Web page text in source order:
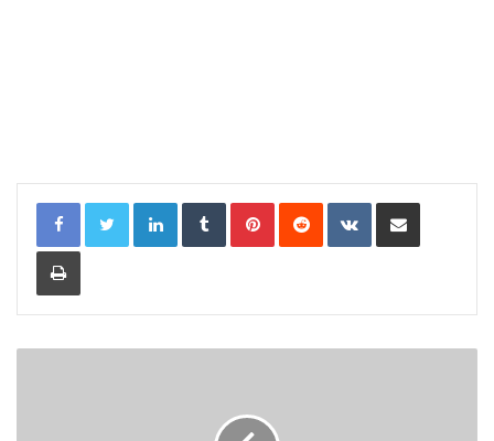
LinkedInTumblr PinterestReddit VKontakteShare via Email
Print